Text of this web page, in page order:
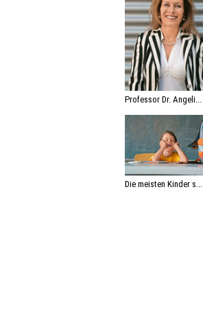
Professor Dr. Angeli...
Die meisten Kinder s...